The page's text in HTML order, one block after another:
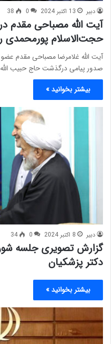
دبیر 13 اکتبر 2024 0
38
آیت الله مصباحی مقدم
حجت‌الاسلام پورمحمدی
آیت الله غلامرضا مصباحی مقدم
صدور پیامی درگذشت حاج حبیب
بیشتر بخوانید »
دبیر 8 اکتبر 2024 0
34
گزارش تصویری جلسه
دکتر پزشکیان
بیشتر بخوانید »